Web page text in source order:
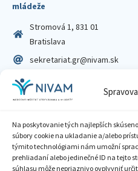
Na poskytovanie tých najlepších
súbory cookie na ukladanie a/alebo
týmito technológiami nám umožní
prehliadaní alebo jedinečné ID na tejto
súhlasu môže nepriaznivo ovplyvniť
mládeže
Stromová 1, 831 01
Bratislava
sekretariat.gr@nivam.sk
IČO: 00164348
DIČ: 2020798714
Zásady